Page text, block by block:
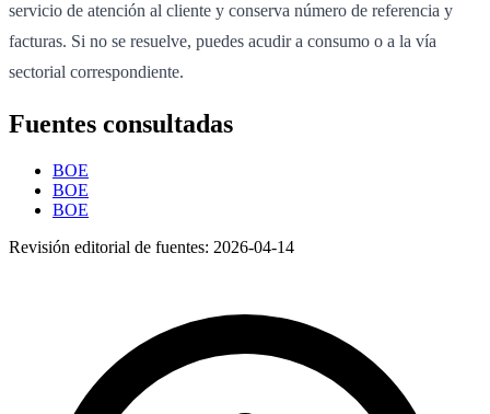
servicio de atención al cliente y conserva número de referencia y
facturas. Si no se resuelve, puedes acudir a consumo o a la vía
sectorial correspondiente.
Fuentes consultadas
BOE
BOE
BOE
Revisión editorial de fuentes: 2026-04-14